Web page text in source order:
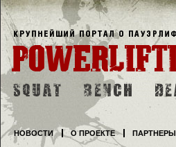
НОВОСТИ О ПРОЕКТЕ ПАРТНЕРЫ